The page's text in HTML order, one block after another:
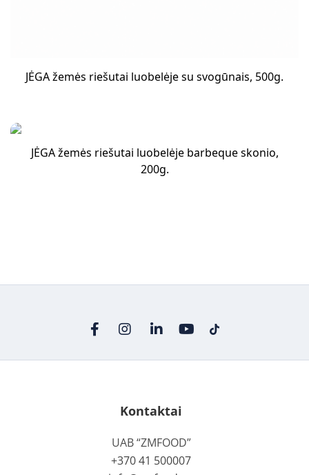
JĖGA žemės riešutai luobelėje su svogūnais, 500g.
JĖGA žemės riešutai luobelėje barbeque skonio,
200g.
Kontaktai
UAB “ZMFOOD”
+370 41 500007